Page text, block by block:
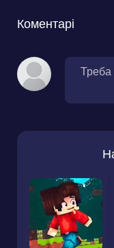
Коментарі
Треба